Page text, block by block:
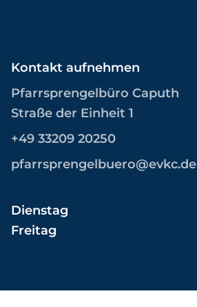
Kontakt aufnehmen
Pfarrsprengelbüro Caputh
Straße der Einheit 1
+49 33209 20250
pfarrsprengelbuero@evkc.de
Dienstag
Freitag